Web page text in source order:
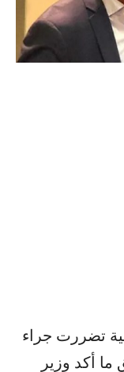
تضررت جراء
ما أكد وزير